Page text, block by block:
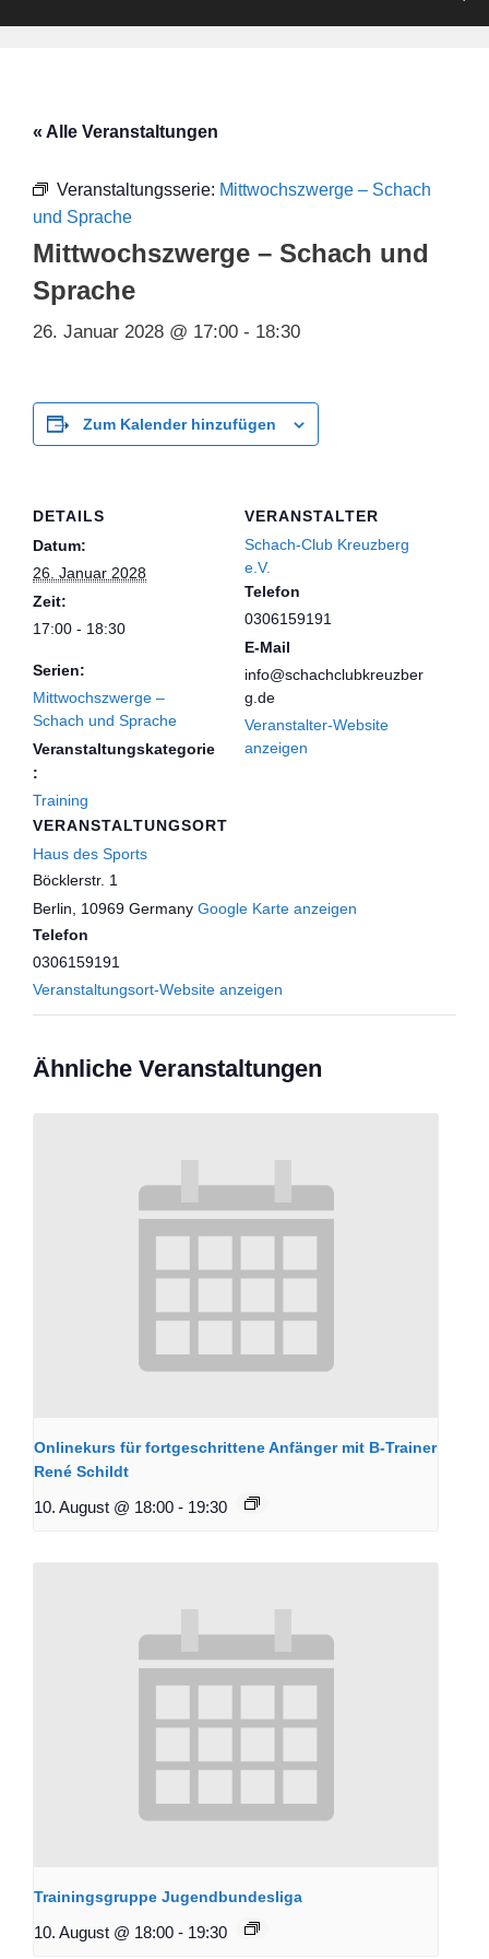
« Alle Veranstaltungen
Veranstaltungsserie: Mittwochszwerge – Schach
und Sprache
Mittwochszwerge – Schach und
Sprache
26. Januar 2028 @ 17:00 - 18:30
Zum Kalender hinzufügen
DETAILS
Datum:
26. Januar 2028
Zeit:
17:00 - 18:30
Serien:
Mittwochszwerge –
Schach und Sprache
Veranstaltungskategorie
:
Training
VERANSTALTUNGSORT
Haus des Sports
Böcklerstr. 1
Berlin
10969 Germany Google Karte anzeigen
Telefon
0306159191
Veranstaltungsort-Website anzeigen
VERANSTALTER
Schach-Club Kreuzberg
e.V.
Telefon
0306159191
E-Mail
info@schachclubkreuzber
g.de
Veranstalter-Website
anzeigen
Ähnliche Veranstaltungen
Onlinekurs für fortgeschrittene Anfänger mit B-Trainer
René Schildt
10. August @ 18:00 - 19:30
Trainingsgruppe Jugendbundesliga
10. August @ 18:00 - 19:30